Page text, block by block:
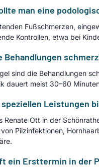
man eine
Fußschmerzen,
Kontrollen, etwa bei
Behandlungen
sind die Behandlungen
dauert meist 30–60
Leistungen
Renate Ott in der
Pilzinfektionen,
ein Ersttermin in der